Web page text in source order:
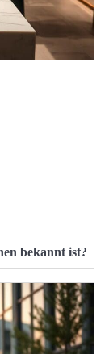
bekannt ist?